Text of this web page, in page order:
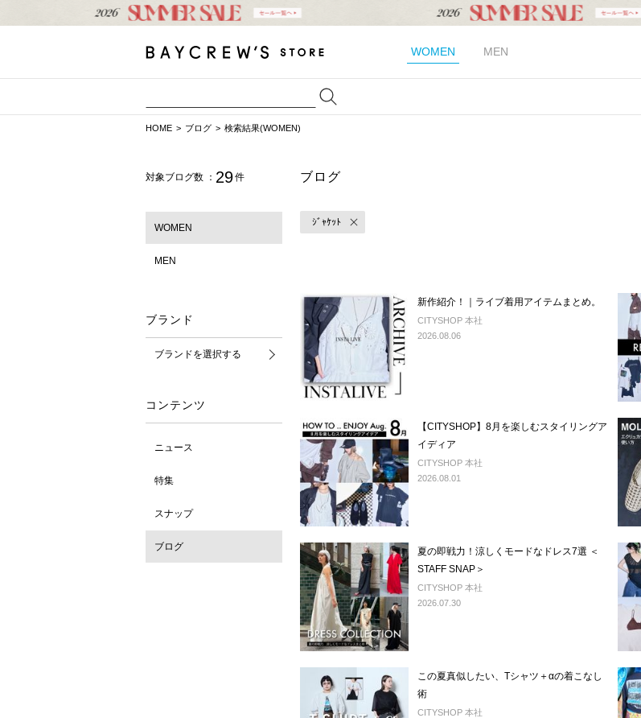
WOMEN MEN
HOME ブログ 検索結果(WOMEN)
対象ブログ数 ： 29件
WOMEN
MEN
ブランド
ブランドを選択する
コンテンツ
ニュース
特集
スナップ
ブログ
ブログ
ｼﾞｬｹｯﾄ
新作紹介！｜ライブ着用アイテムまとめ。
CITYSHOP 本社
2026.08.06
【CITYSHOP】8月を楽しむスタイリングア
イディア
CITYSHOP 本社
2026.08.01
夏の即戦力！涼しくモードなドレス7選 ＜
STAFF SNAP＞
CITYSHOP 本社
2026.07.30
この夏真似したい、Tシャツ＋αの着こなし
術
CITYSHOP 本社